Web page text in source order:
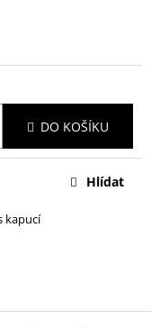
DO KOŠÍKU
kapucí
Hlídat